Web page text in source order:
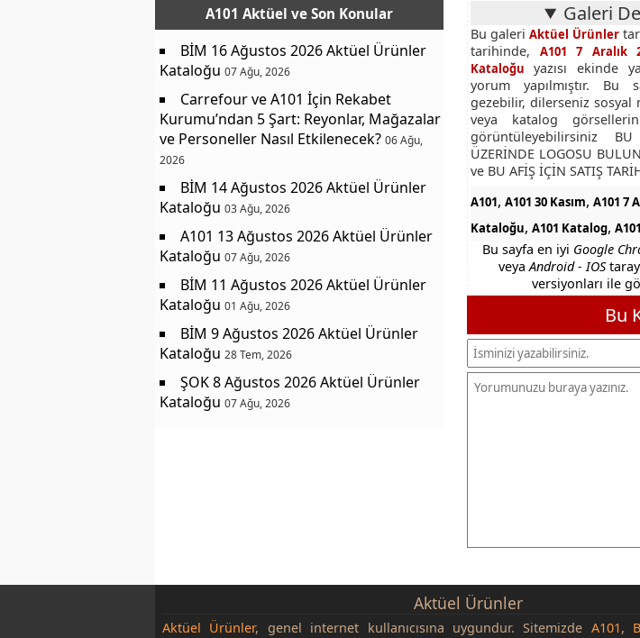
Galeri
Bu galeriAktüel Ürünler
tarihinde,A101 7 Aralık
Kataloğu yazısı ekinde
yorum yapılmıştır. Bu
gezebilir, dilerseniz sosyal
veya katalog
görüntüleyebilirsiniz BU
ÜZERİNDE LOGOSU
ve BU AFİŞ İÇİN SATIŞ
A101, A101 30 Kasım, A101 7
Kataloğu, A101 Katalog,
Bu sayfa en iyi Google
veyaAndroid - IOS
versiyonları ile
Bu
A101 Aktüel ve Son Konular
BİM 16 Ağustos 2026 Aktüel Ürünler
Kataloğu 07 Ağu, 2026
Carrefour ve A101 İçin Rekabet
Kurumu’ndan 5 Şart: Reyonlar, Mağazalar
ve Personeller Nasıl Etkilenecek? 06 Ağu,
2026
BİM 14 Ağustos 2026 Aktüel Ürünler
Kataloğu 03 Ağu, 2026
A101 13 Ağustos 2026 Aktüel Ürünler
Kataloğu 07 Ağu, 2026
BİM 11 Ağustos 2026 Aktüel Ürünler
Kataloğu 01 Ağu, 2026
BİM 9 Ağustos 2026 Aktüel Ürünler
Kataloğu 28 Tem, 2026
ŞOK 8 Ağustos 2026 Aktüel Ürünler
Kataloğu 07 Ağu, 2026
Aktüel Ürünler
Aktüel Ürünler, genel internet kullanıcısına uygundur. Sitemizde A101,